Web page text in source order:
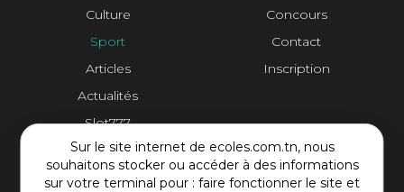
Sur le site internet de ecoles.com.tn, nous
souhaitons stocker ou accéder à des informations
sur votre terminal pour : faire fonctionner le site et
Culture
Sport
Articles
Actualités
Slot777
Concours
Contact
Inscription
Contact Plateforme